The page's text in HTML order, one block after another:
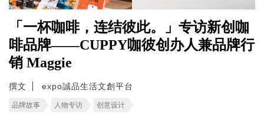
「一杯咖啡，连结彼此。」专访新创咖
啡品牌——CUPPY咖彼创办人兼品牌行
销 Maggie
撰文 expo誠品生活文創平台
品牌故事 人物专访 创意设计